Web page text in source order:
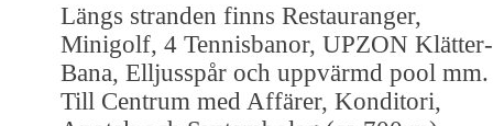
Längs stranden finns Restauranger,
Minigolf, 4 Tennisbanor, UPZON Klätter-
Bana, Elljusspår och uppvärmd pool mm.
Till Centrum med Affärer, Konditori,